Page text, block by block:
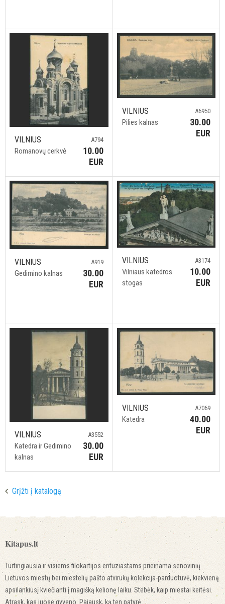
VILNIUS
Romanovų cerkvė
A794
10.00
EUR
VILNIUS
Pilies kalnas
A6950
30.00
EUR
VILNIUS
Gedimino kalnas
A919
30.00
EUR
VILNIUS
Vilniaus katedros
stogas
A3174
10.00
EUR
VILNIUS
Katedra ir Gedimino
kalnas
A3552
30.00
EUR
VILNIUS
Katedra
A7069
40.00
EUR
Grįžti į katalogą
Kitapus.lt
Turtingiausia ir visiems filokartijos entuziastams prieinama senovinių
Lietuvos miestų bei miestelių pašto atvirukų kolekcija-parduotuvė, kiekvieną
apsilankiusį kviečianti į magišką kelionę laiku. Stebėk, kaip miestai keitėsi.
Atrask, kas juose gyveno. Pajausk, ką ten patyrė.